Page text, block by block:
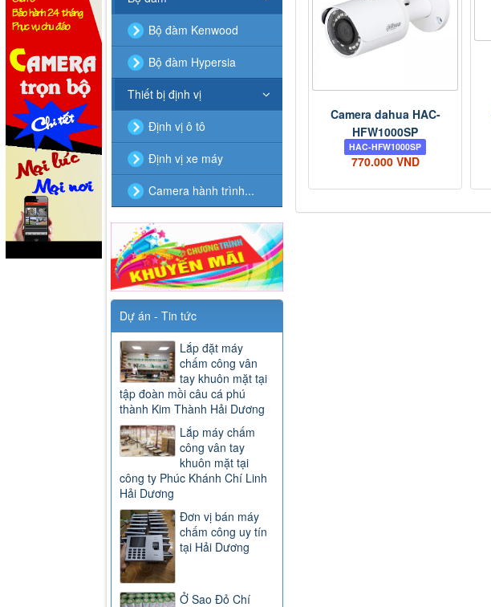
Camera dahua HAC-
HFW1000SP
HAC-HFW1000SP
770.000 VND
Bộ đàm Kenwood
Bộ đàm Hypersia
Thiết bị định vị
Định vị ô tô
Định vị xe máy
Camera hành trình...
Dự án - Tin tức
Lắp đặt máy
chấm công vân
tay khuôn mặt tại
tập đoàn mồi câu cá phú
thành Kim Thành Hải Dương
Lắp máy chấm
công vân tay
khuôn mặt tại
công ty Phúc Khánh Chí Linh
Hải Dương
Đơn vị bán máy
chấm công uy tín
tại Hải Dương
Ở Sao Đỏ Chí